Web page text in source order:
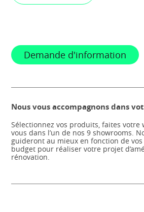
Demande d'information
Nous vous accompagnons dans
Sélectionnez vos produits, faites votre
vous dans l’un de nos 9 showrooms.
guideront au mieux en fonction de
budget pour réaliser votre projet
rénovation.